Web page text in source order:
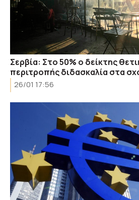
Σερβία: Στο 50% ο δείκτης
περιτροπής διδασκαλία στα
26/01 17:56